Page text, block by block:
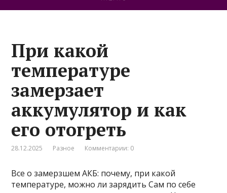
При какой
температуре
замерзает
аккумулятор и как
его отогреть
28.12.2025 Разное Комментарии: 0
Все о замерзшем АКБ: почему, при какой
температуре, можно ли зарядить Сам по себе